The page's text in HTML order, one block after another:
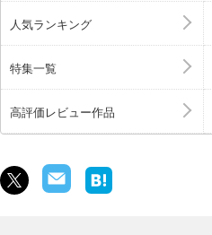
人気ランキング
特集一覧
高評価レビュー作品